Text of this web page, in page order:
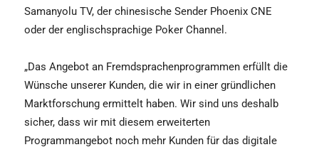
Samanyolu TV, der chinesische Sender Phoenix CNE
oder der englischsprachige Poker Channel.
„Das Angebot an Fremdsprachenprogrammen erfüllt die
Wünsche unserer Kunden, die wir in einer gründlichen
Marktforschung ermittelt haben. Wir sind uns deshalb
sicher, dass wir mit diesem erweiterten
Programmangebot noch mehr Kunden für das digitale